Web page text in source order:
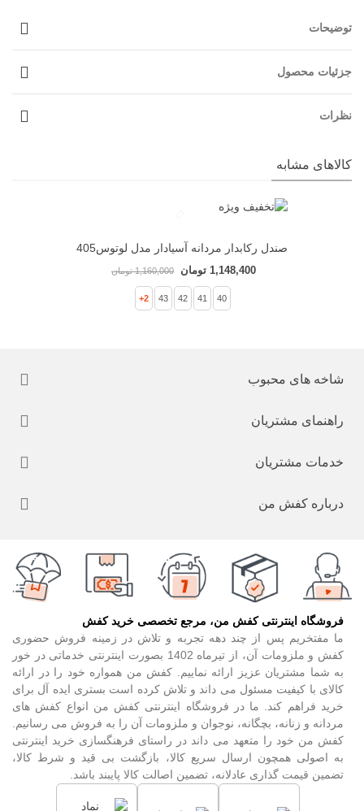
توضیحات
جزئیات محصول
نظرات
کالاهای مشابه
صندل رکابدار مردانه آسیادار مدل لوتوس405
کد 1531
1,148,400 تومان 1,160,000 تومان
40
41
42
43
2+
شاخه های محبوب
راهنمای مشتریان
خدمات مشتریان
درباره کفش من
فروشگاه اینترنتی کفش من، مرجع تخصصی خرید کفش
ما مفتخریم پس از چند دهه تجربه و تلاش در زمینه فروش حضوری
کفش و ملزومات آن، از تیرماه 1402 بصورت اینترنتی خدماتی در خور
به شما مشتریان عزیز ارائه نماییم. کفش من همواره خود را در ارائه
کالای با کیفیت مسئول می داند و تلاش کرده است بستری ایده آل برای
خرید فراهم کند. ما در فروشگاه اینترنتی کفش من انواع کفش های
مردانه و زنانه، بچگانه، نوجوان و ملزومات آن را به فروش می رسانیم.
کفش من خود را متعهد می داند در راستای فرهنگسازی خرید اینترنتی
به اصولی همچون ارسال سریع کالا، بازگشت بی قید و شرط کالا،
تضمین قیمت گذاری عادلانه، تضمین اصالت کالا پایبند باشد.